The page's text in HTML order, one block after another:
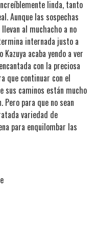
linda, tanto
Aunque las sospechas
al muchacho a no
internada justo a
acaba yendo a ver
con la preciosa
que continuar con el
sus caminos están mucho
Pero para que no sean
variedad de
para enquilombar las